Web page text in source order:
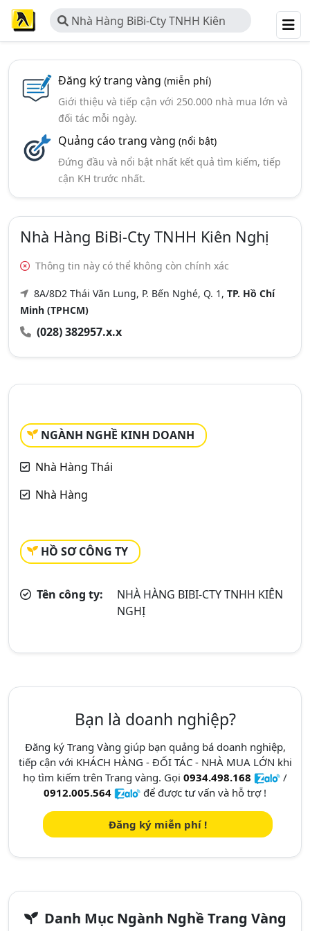
Nhà Hàng BiBi-Cty TNHH Kiên
Nghị
Đăng ký trang vàng (miễn phí)
Giới thiệu và tiếp cận với 250.000 nhà mua lớn và
đối tác mỗi ngày.
Quảng cáo trang vàng (nổi bật)
Đứng đầu và nổi bật nhất kết quả tìm kiếm, tiếp
cận KH trước nhất.
Nhà Hàng BiBi-Cty TNHH Kiên Nghị
Thông tin này có thể không còn chính xác
8A/8D2 Thái Văn Lung, P. Bến Nghé, Q. 1, TP. Hồ Chí
Minh (TPHCM)
(028) 382957.x.x
NGÀNH NGHỀ KINH DOANH
Nhà Hàng Thái
Nhà Hàng
HỒ SƠ CÔNG TY
Tên công ty:
NHÀ HÀNG BIBI-CTY TNHH KIÊN
NGHỊ
Bạn là doanh nghiệp?
Đăng ký Trang Vàng giúp bạn quảng bá doanh nghiệp,
tiếp cận với KHÁCH HÀNG - ĐỐI TÁC - NHÀ MUA LỚN khi
họ tìm kiếm trên Trang vàng. Gọi 0934.498.168
/
0912.005.564
để được tư vấn và hỗ trợ !
Đăng ký miễn phí !
Danh Mục Ngành Nghề Trang Vàng